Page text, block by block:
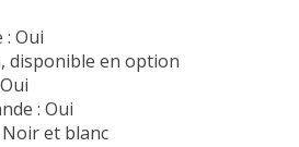
Oui
disponible en option
: Oui
et blanc